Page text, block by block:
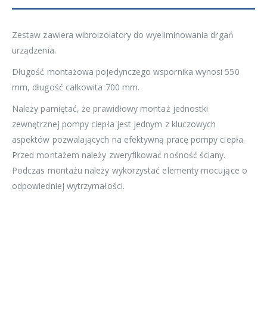
Zestaw zawiera wibroizolatory do wyeliminowania drgań
urządzenia.
Długość montażowa pojedynczego wspornika wynosi 550
mm, długość całkowita 700 mm.
Należy pamiętać, że prawidłowy montaż jednostki
zewnętrznej pompy ciepła jest jednym z kluczowych
aspektów pozwalających na efektywną pracę pompy ciepła.
Przed montażem należy zweryfikować nośność ściany.
Podczas montażu należy wykorzystać elementy mocujące o
odpowiedniej wytrzymałości.